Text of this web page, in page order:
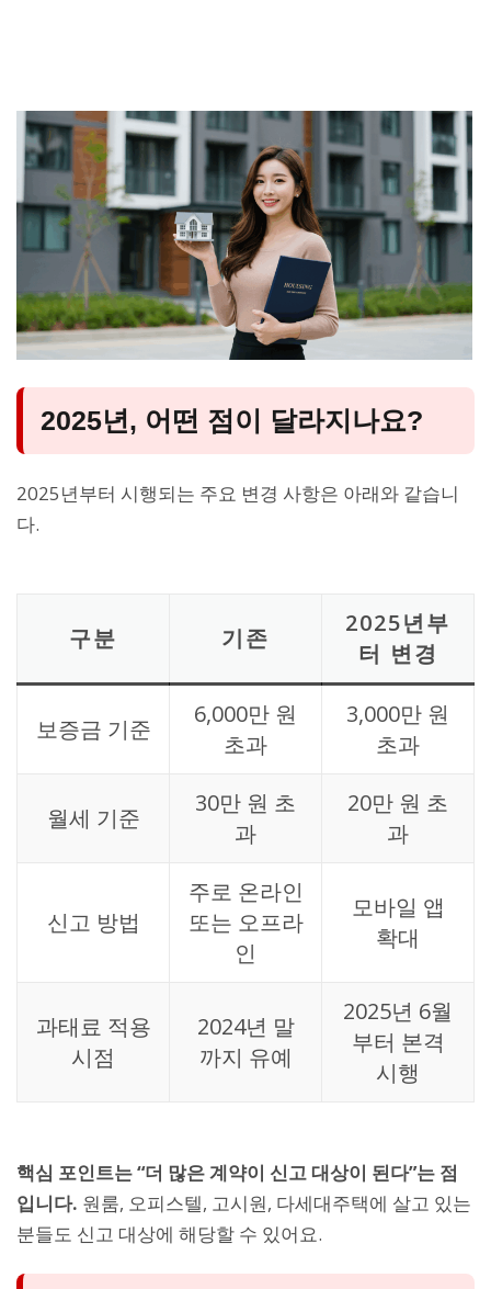
2025년, 어떤 점이 달라지나요?
2025년부터 시행되는 주요 변경 사항은 아래와 같습니
다.
구분 기존
2025년부
터 변경
보증금 기준
6,000만 원
초과
3,000만 원
초과
월세 기준
30만 원 초
과
20만 원 초
과
신고 방법
주로 온라인
또는 오프라
인
모바일 앱
확대
과태료 적용
시점
2024년 말
까지 유예
2025년 6월
부터 본격
시행
핵심 포인트는 “더 많은 계약이 신고 대상이 된다”는 점
입니다. 원룸, 오피스텔, 고시원, 다세대주택에 살고 있는
분들도 신고 대상에 해당할 수 있어요.